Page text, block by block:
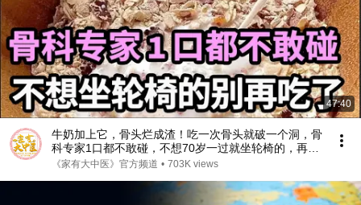
47:40
牛奶加上它，骨头烂成渣！吃一次骨头就破一个洞，骨
科专家1口都不敢碰，不想70岁一过就坐轮椅的，再喜
欢都要忌口！【家庭大医生】
《家有大中医》官方频道 • 703K views